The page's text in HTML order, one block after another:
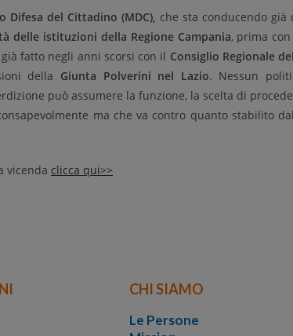
Difesa del Cittadino (MDC), che sta conducendo già
delle istituzioni della Regione Campania, prima
fatto negli anni scorsi con il Consiglio Regionale
della Giunta Polverini nel Lazio. Nessun
può assumere la funzione, la scelta di
ma che va contro quanto stabilito
vicenda clicca qui>>
CHI SIAMO
Le Persone